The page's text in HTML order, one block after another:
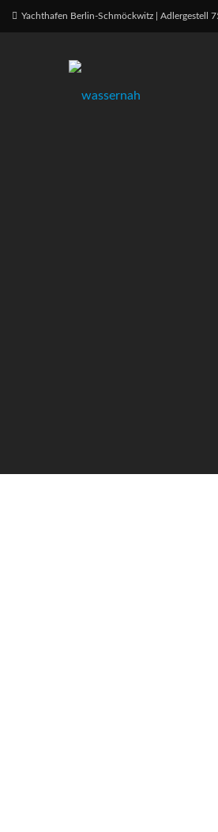
Yachthafen Berlin-Schmöckwitz | Adlergestell